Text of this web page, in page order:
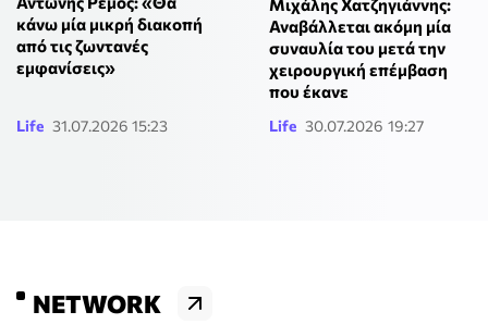
κάνω μία μικρή διακοπή
από τις ζωντανές
εμφανίσεις»
Life 31.07.2026 15:23
Μιχάλης Χατζηγιάννης:
Αναβάλλεται ακόμη μία
συναυλία του μετά την
χειρουργική επέμβαση
που έκανε
Life 30.07.2026 19:27
NETWORK